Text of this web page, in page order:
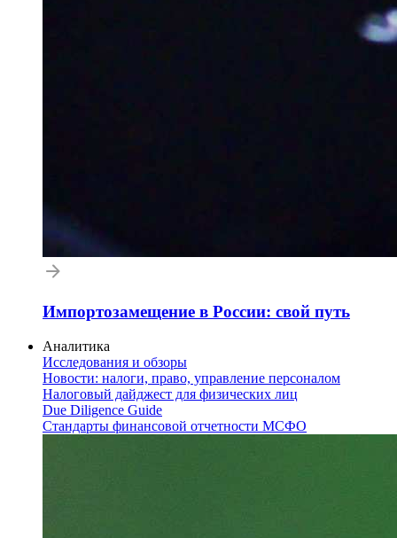
Импортозамещение в России: свой путь
Аналитика
Исследования и обзоры
Новости: налоги, право, управление персоналом
Налоговый дайджест для физических лиц
Due Diligence Guide
Стандарты финансовой отчетности МСФО